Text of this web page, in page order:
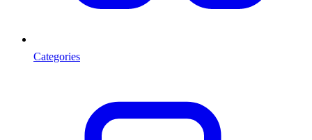
Categories